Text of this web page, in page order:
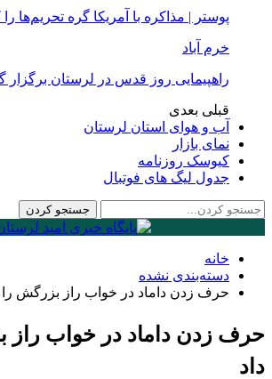
پوستر | مذاکره با آمریکا گره تحریم‌ها
خرم آباد
راهپیمایی روز قدس در لرستان برگزار
قبلی بعدی
آب و هوای استان لرستان
نمای بازار
کیوسک روزنامه
جدول لیگ های فوتبال
خانه
دسته‌بندی نشده
حرف زدن داماد در خواب راز بزرگش را
حرف زدن داماد در خواب راز
داد